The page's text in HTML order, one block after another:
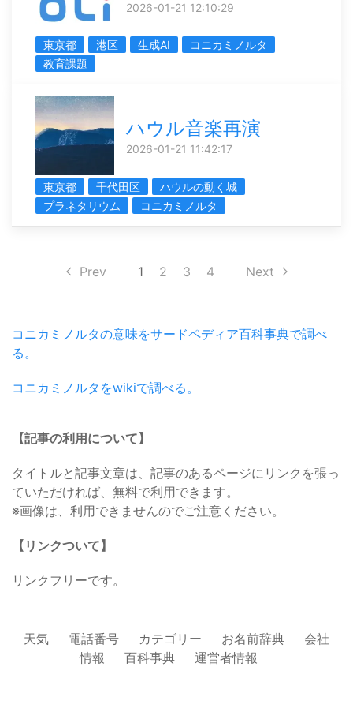
2026-01-21 12:10:29
東京都 港区 生成AI
コニカミノルタ
教育課題
ハウル音楽再演
2026-01-21 11:42:17
東京都 千代田区
ハウルの動く城
プラネタリウム
コニカミノルタ
Prev 1 2 3 4 Next
コニカミノルタの意味をサードペディア百科事典で調べ
る。
コニカミノルタをwikiで調べる。
【記事の利用について】
タイトルと記事文章は、記事のあるページにリンクを張っ
ていただければ、無料で利用できます。
※画像は、利用できませんのでご注意ください。
【リンクついて】
リンクフリーです。
天気 電話番号 カテゴリー お名前辞典
会社
情報
百科事典 運営者情報